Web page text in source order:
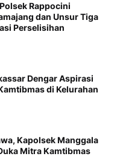
Rappocini
dan Unsur Tiga
Perselisihan
Dengar Aspirasi
di Kelurahan
Kapolsek Manggala
Mitra Kamtibmas